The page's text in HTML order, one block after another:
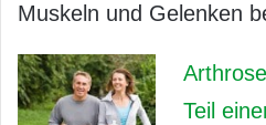
Muskeln und Gelenken
Teil